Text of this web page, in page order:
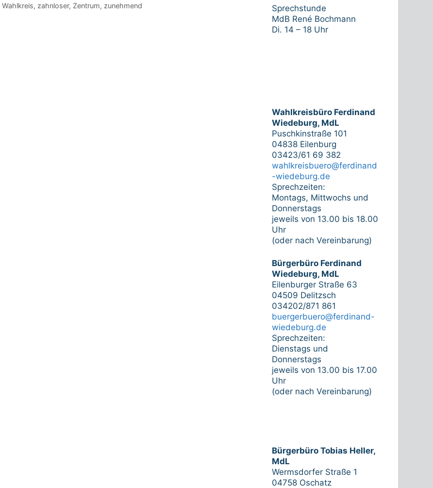
Wahlkreis, zahnloser, Zentrum, zunehmend
Sprechstunde
MdB René Bochmann
Di. 14 – 18 Uhr
Wahlkreisbüro Ferdinand
Wiedeburg, MdL
Puschkinstraße 101
04838 Eilenburg
03423/61 69 382
wahlkreisbuero@ferdinand
-wiedeburg.de
Sprechzeiten:
Montags, Mittwochs und
Donnerstags
jeweils von 13.00 bis 18.00
Uhr
(oder nach Vereinbarung)
Bürgerbüro Ferdinand
Wiedeburg, MdL
Eilenburger Straße 63
04509 Delitzsch
034202/871 861
buergerbuero@ferdinand-
wiedeburg.de
Sprechzeiten:
Dienstags und
Donnerstags
jeweils von 13.00 bis 17.00
Uhr
(oder nach Vereinbarung)
Bürgerbüro Tobias Heller,
MdL
Wermsdorfer Straße 1
04758 Oschatz